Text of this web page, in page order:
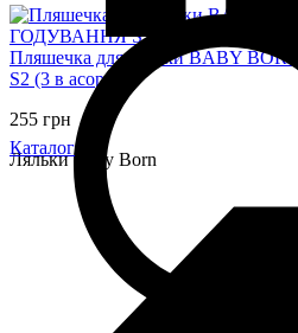
Пляшечка для ляльки BABY
S2 (3 в асорт.)
255 грн
Ляльки Baby Born
Каталог